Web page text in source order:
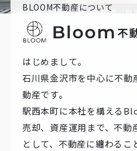
BLOOM不動産について
はじめまして。
石川県金沢市を中心に不
動産です。
駅西本町に本社を構える
売却、資産運用まで、不動
として、不動産に纏わる